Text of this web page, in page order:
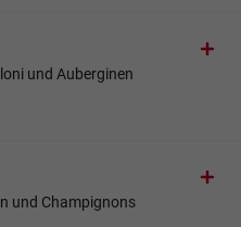
und Auberginen
und Champignons